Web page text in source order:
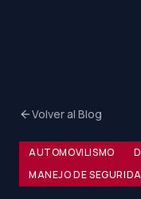
Volver al Blog
AUTOMOVILISMO
MANEJO DE